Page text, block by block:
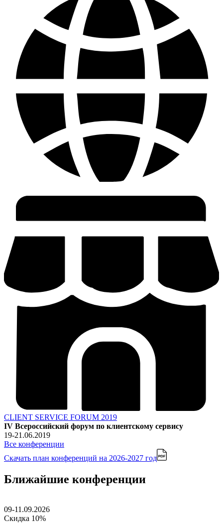
CLIENT SERVICE FORUM 2019
IV Всероссийский форум по клиентскому сервису
19-21.06.2019
Все конференции
Скачать план конференций на 2026-2027 год
Ближайшие конференции
09-11.09.2026
Скидка 10%